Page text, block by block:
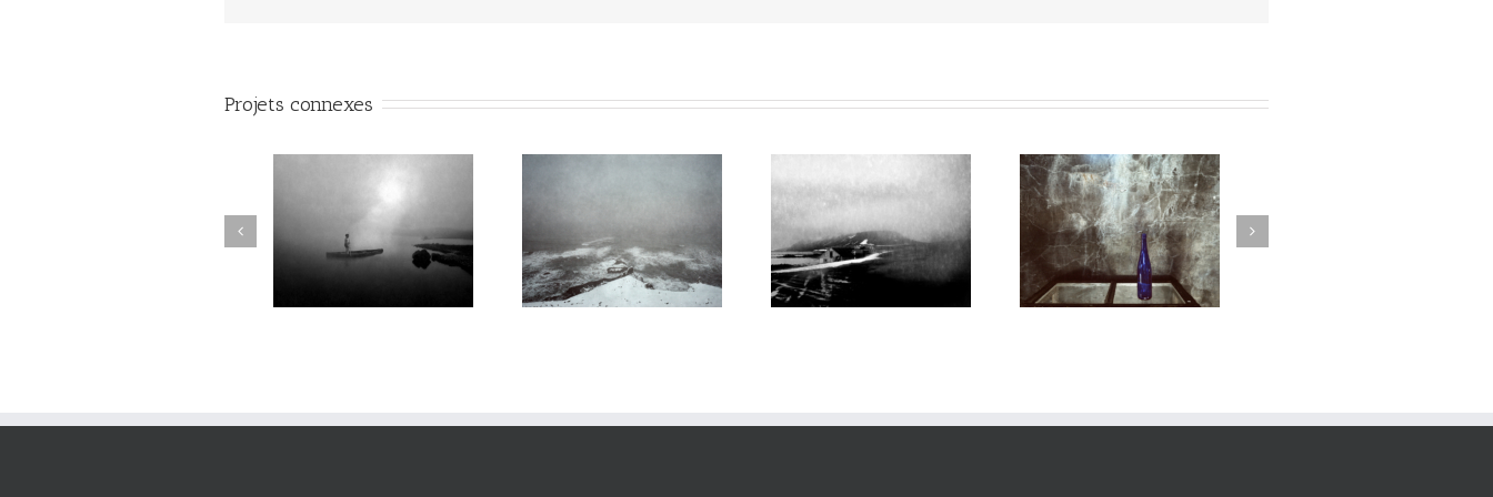
Projets connexes
Le Murmure des Égarés #28 Le Murmure des Égarés #27 Le Murmure des Égarés #26 Le Murmure des Égarés #25 Le Murmure des Égarés #24